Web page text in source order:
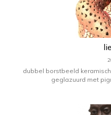
dubbel borstbeeld
geglazuurd met